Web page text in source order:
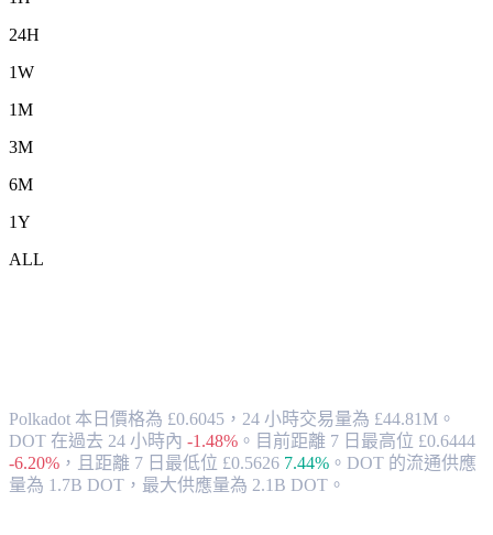
24H
1W
1M
3M
6M
1Y
ALL
Polkadot 本日價格為 £0.6045，24 小時交易量為 £44.81M。
DOT 在過去 24 小時內 -1.48% 。 目前距離 7 日最高位 £0.6444
-6.20% ， 且距離 7 日最低位 £0.5626 7.44% 。 DOT 的流通供應
量為 1.7B DOT，最大供應量為 2.1B DOT。